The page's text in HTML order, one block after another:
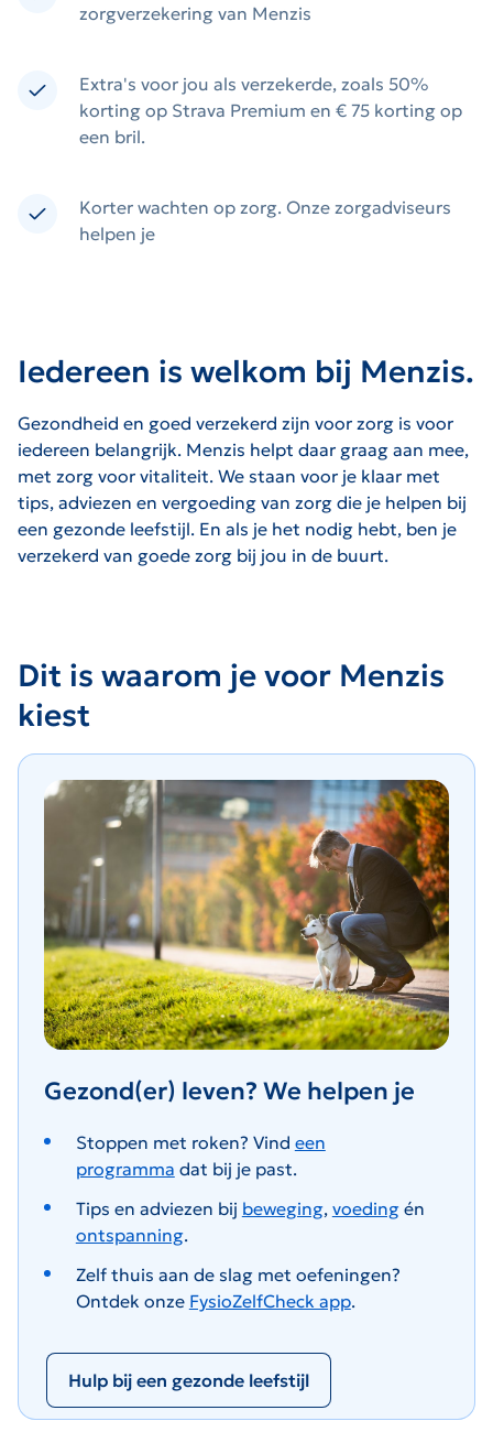
zorgverzekering van Menzis
Extra's voor jou als verzekerde, zoals 50%
korting op Strava Premium en € 75 korting op
een bril.
Korter wachten op zorg. Onze zorgadviseurs
helpen je
Iedereen is welkom bij Menzis.
Gezondheid en goed verzekerd zijn voor zorg is voor
iedereen belangrijk. Menzis helpt daar graag aan mee,
met zorg voor vitaliteit. We staan voor je klaar met
tips, adviezen en vergoeding van zorg die je helpen bij
een gezonde leefstijl. En als je het nodig hebt, ben je
verzekerd van goede zorg bij jou in de buurt.
Dit is waarom je voor Menzis
kiest
Gezond(er) leven? We helpen je
Stoppen met roken? Vind een
programma dat bij je past.
Tips en adviezen bij beweging, voedingén
ontspanning.
Zelf thuis aan de slag met oefeningen?
Ontdek onze FysioZelfCheck app.
Hulp bij een gezonde leefstijl